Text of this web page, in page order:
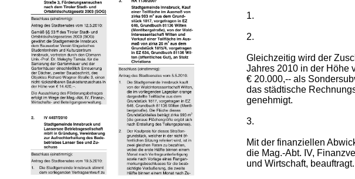
1.
2.
Gleichzeitig wird der
Jahres 2010 in der Höhe
€ 20.000,-- als
das städtische
genehmigt.
3.
Mit der finanziellen
die Mag.-Abt. IV,
und Wirtschaft, beauftragt.